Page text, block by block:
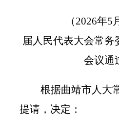
（2026年5
届人民代表大会常务
会议通
根据曲靖市人大
提请，决定：